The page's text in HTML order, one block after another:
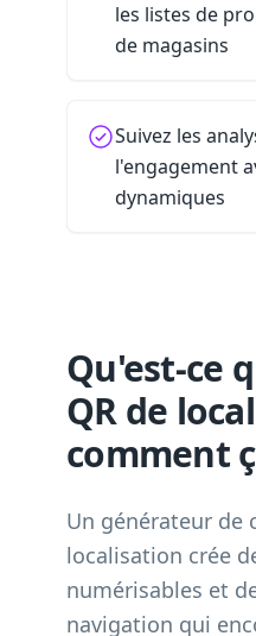
les listes de
de magasins
Suivez les
l'engagement
dynamiques
Qu'est-ce
QR de
comment
Un générateur de
localisation crée
numérisables et
navigation qui